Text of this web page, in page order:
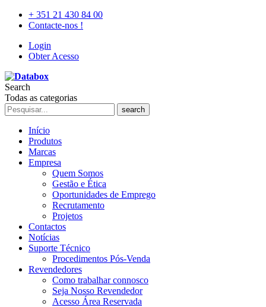
+ 351 21 430 84 00
Contacte-nos !
Login
Obter Acesso
Search
Todas as categorias
search
Início
Produtos
Marcas
Empresa
Quem Somos
Gestão e Ética
Oportunidades de Emprego
Recrutamento
Projetos
Contactos
Notícias
Suporte Técnico
Procedimentos Pós-Venda
Revendedores
Como trabalhar connosco
Seja Nosso Revendedor
Acesso Área Reservada